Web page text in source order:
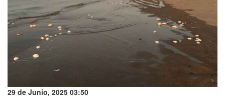
29 de Junio, 2025 03:50